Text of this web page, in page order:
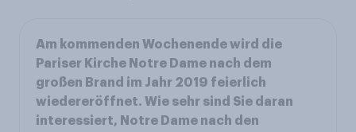
Am kommenden Wochenende wird die
Pariser Kirche Notre Dame nach dem
großen Brand im Jahr 2019 feierlich
wiedereröffnet. Wie sehr sind Sie daran
interessiert, Notre Dame nach den